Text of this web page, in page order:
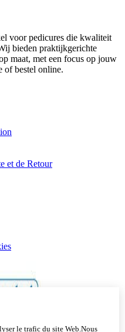
voor pedicures die kwaliteit
bieden praktijkgerichte
maat, met een focus op jouw
of bestel online.
et de Retour
le trafic du site Web.Nous